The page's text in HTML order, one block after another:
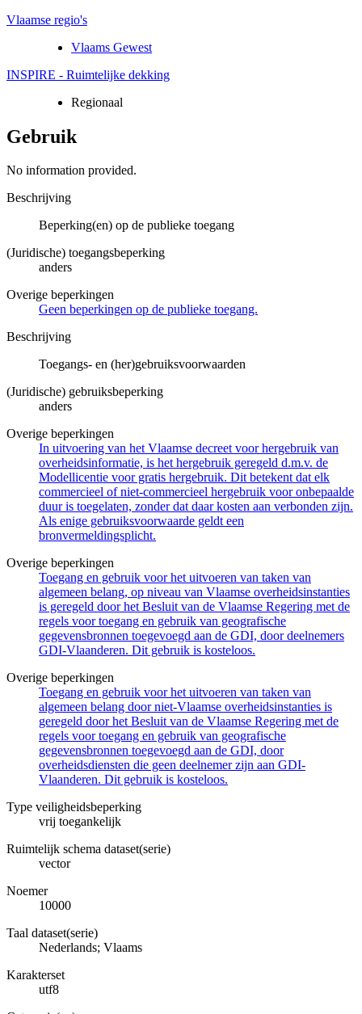
Vlaamse regio's
Vlaams Gewest
INSPIRE - Ruimtelijke dekking
Regionaal
Gebruik
No information provided.
Beschrijving
Beperking(en) op de publieke toegang
(Juridische) toegangsbeperking
anders
Overige beperkingen
Geen beperkingen op de publieke toegang.
Beschrijving
Toegangs- en (her)gebruiksvoorwaarden
(Juridische) gebruiksbeperking
anders
Overige beperkingen
In uitvoering van het Vlaamse decreet voor hergebruik van
overheidsinformatie, is het hergebruik geregeld d.m.v. de
Modellicentie voor gratis hergebruik. Dit betekent dat elk
commercieel of niet-commercieel hergebruik voor onbepaalde
duur is toegelaten, zonder dat daar kosten aan verbonden zijn.
Als enige gebruiksvoorwaarde geldt een
bronvermeldingsplicht.
Overige beperkingen
Toegang en gebruik voor het uitvoeren van taken van
algemeen belang, op niveau van Vlaamse overheidsinstanties
is geregeld door het Besluit van de Vlaamse Regering met de
regels voor toegang en gebruik van geografische
gegevensbronnen toegevoegd aan de GDI, door deelnemers
GDI-Vlaanderen. Dit gebruik is kosteloos.
Overige beperkingen
Toegang en gebruik voor het uitvoeren van taken van
algemeen belang door niet-Vlaamse overheidsinstanties is
geregeld door het Besluit van de Vlaamse Regering met de
regels voor toegang en gebruik van geografische
gegevensbronnen toegevoegd aan de GDI, door
overheidsdiensten die geen deelnemer zijn aan GDI-
Vlaanderen. Dit gebruik is kosteloos.
Type veiligheidsbeperking
vrij toegankelijk
Ruimtelijk schema dataset(serie)
vector
Noemer
10000
Taal dataset(serie)
Nederlands; Vlaams
Karakterset
utf8